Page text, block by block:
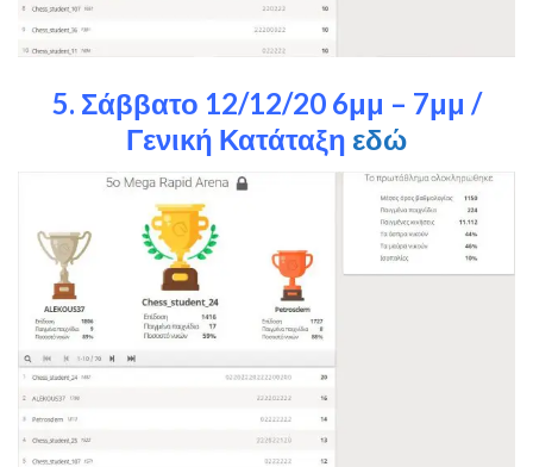
5. Σάββατο 12/12/20 6μμ – 7μμ /
Γενική Κατάταξη εδώ